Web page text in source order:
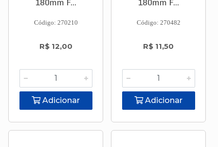
180mm F...
Código: 270210
R$ 12,00
Adicionar
180mm F...
Código: 270482
R$ 11,50
Adicionar